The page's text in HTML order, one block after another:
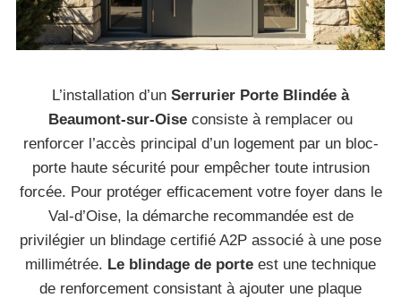
L’installation d’un Serrurier Porte Blindée à
Beaumont-sur-Oise consiste à remplacer ou
renforcer l’accès principal d’un logement par un bloc-
porte haute sécurité pour empêcher toute intrusion
forcée. Pour protéger efficacement votre foyer dans le
Val-d’Oise, la démarche recommandée est de
privilégier un blindage certifié A2P associé à une pose
millimétrée. Le blindage de porte est une technique
de renforcement consistant à ajouter une plaque